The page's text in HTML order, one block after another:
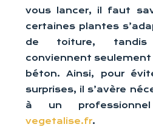
vous lancer, il faut
certaines plantes
de toiture, tandis
conviennent
béton. Ainsi, pour
surprises, il s’avère
à un
vegetalise.fr.